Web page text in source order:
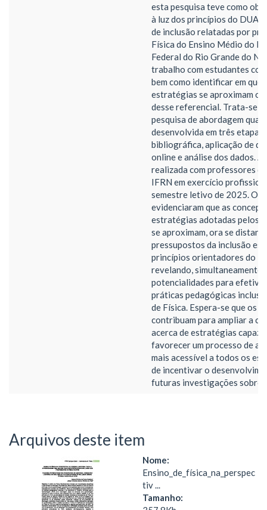
esta pesquisa teve como
à luz dos princípios do DUA,
de inclusão relatadas por
Física do Ensino Médio do
Federal do Rio Grande do
trabalho com estudantes
bem como identificar em que
estratégias se aproximam ou
desse referencial. Trata-se
pesquisa de abordagem
desenvolvida em três
bibliográfica, aplicação de
online e análise dos dados.
realizada com professores
IFRN em exercício
semestre letivo de 2025. Os
evidenciaram que as
estratégias adotadas pelos
se aproximam, ora se
pressupostos da inclusão
princípios orientadores do
revelando, simultaneamente,
potencialidades para
práticas pedagógicas
de Física. Espera-se que os
contribuam para ampliar a
acerca de estratégias
favorecer um processo de
mais acessível a todos os
de incentivar o
futuras investigações sobre
Arquivos deste item
Nome:
Ensino_de_física_na_perspec
tiv ...
Tamanho: